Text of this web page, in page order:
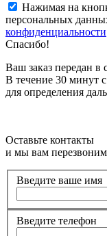
Нажимая на
персональных
конфиденциальности
Спасибо!
Ваш заказ передан в
В течение 30 минут
для определения
Оставьте контакты
и мы вам перезвоним
Введите ваше имя
Введите телефон